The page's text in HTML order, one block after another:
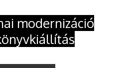
modernizáció